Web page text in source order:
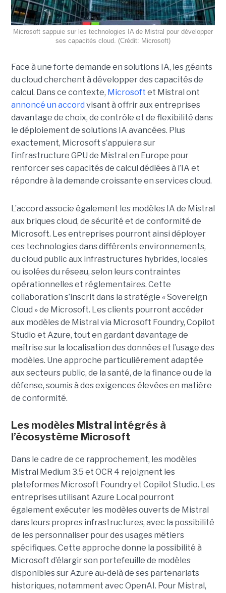
Microsoft sappuie sur les technologies IA de Mistral pour développer
ses capacités cloud. (Crédit: Microsoft)
Face à une forte demande en solutions IA, les géants
du cloud cherchent à développer des capacités de
calcul. Dans ce contexte, Microsoft et Mistral ont
annoncé un accord visant à offrir aux entreprises
davantage de choix, de contrôle et de flexibilité dans
le déploiement de solutions IA avancées. Plus
exactement, Microsoft s’appuiera sur
l’infrastructure GPU de Mistral en Europe pour
renforcer ses capacités de calcul dédiées à l’IA et
répondre à la demande croissante en services cloud.
L’accord associe également les modèles IA de Mistral
aux briques cloud, de sécurité et de conformité de
Microsoft. Les entreprises pourront ainsi déployer
ces technologies dans différents environnements,
du cloud public aux infrastructures hybrides, locales
ou isolées du réseau, selon leurs contraintes
opérationnelles et réglementaires. Cette
collaboration s’inscrit dans la stratégie « Sovereign
Cloud » de Microsoft. Les clients pourront accéder
aux modèles de Mistral via Microsoft Foundry, Copilot
Studio et Azure, tout en gardant davantage de
maîtrise sur la localisation des données et l’usage des
modèles. Une approche particulièrement adaptée
aux secteurs public, de la santé, de la finance ou de la
défense, soumis à des exigences élevées en matière
de conformité.
Les modèles Mistral intégrés à
l’écosystème Microsoft
Dans le cadre de ce rapprochement, les modèles
Mistral Medium 3.5 et OCR 4 rejoignent les
plateformes Microsoft Foundry et Copilot Studio. Les
entreprises utilisant Azure Local pourront
également exécuter les modèles ouverts de Mistral
dans leurs propres infrastructures, avec la possibilité
de les personnaliser pour des usages métiers
spécifiques. Cette approche donne la possibilité à
Microsoft d’élargir son portefeuille de modèles
disponibles sur Azure au-delà de ses partenariats
historiques, notamment avec OpenAI. Pour Mistral,